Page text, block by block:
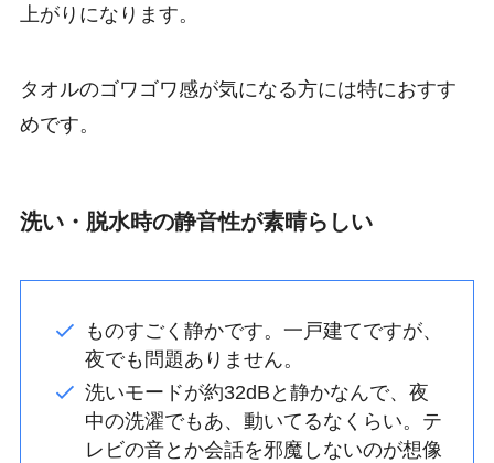
上がりになります。
タオルのゴワゴワ感が気になる方には特におすす
めです。
洗い・脱水時の静音性が素晴らしい
ものすごく静かです。一戸建てですが、
夜でも問題ありません。
洗いモードが約32dBと静かなんで、夜
中の洗濯でもあ、動いてるなくらい。テ
レビの音とか会話を邪魔しないのが想像